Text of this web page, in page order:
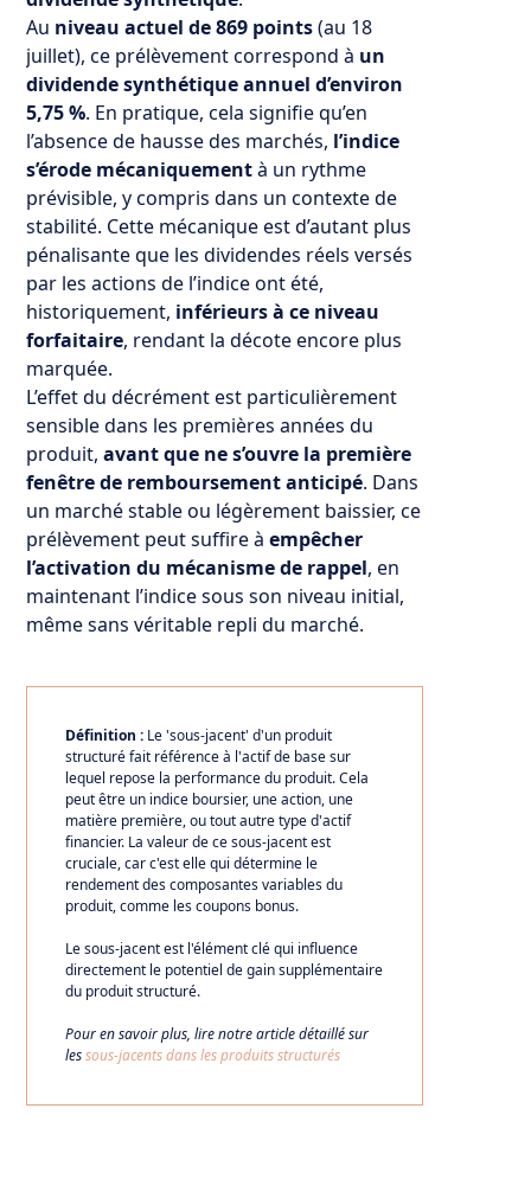
Au niveau actuel de 869 points(au 18
juillet), ce prélèvement correspond à un
dividende synthétique annuel d’environ
5,75 %. En pratique, cela signifie qu’en
l’absence de hausse des marchés, l’indice
s’érode mécaniquementà un rythme
prévisible, y compris dans un contexte de
stabilité. Cette mécanique est d’autant plus
pénalisante que les dividendes réels versés
par les actions de l’indice ont été,
historiquement, inférieurs à ce niveau
forfaitaire, rendant la décote encore plus
marquée.
L’effet du décrément est particulièrement
sensible dans les premières années du
produit,avant que ne s’ouvre la première
fenêtre de remboursement anticipé. Dans
un marché stable ou légèrement baissier, ce
prélèvement peut suffire àempêcher
l’activation du mécanisme de rappel, en
maintenant l’indice sous son niveau initial,
même sans véritable repli du marché.
Définition : Le 'sous-jacent' d'un produit
structuré fait référence à l'actif de base sur
lequel repose la performance du produit. Cela
peut être un indice boursier, une action, une
matière première, ou tout autre type d'actif
financier. La valeur de ce sous-jacent est
cruciale, car c'est elle qui détermine le
rendement des composantes variables du
produit, comme les coupons bonus.
Le sous-jacent est l'élément clé qui influence
directement le potentiel de gain supplémentaire
du produit structuré.
Pour en savoir plus, lire notre article détaillé sur
lessous-jacents dans les produits structurés